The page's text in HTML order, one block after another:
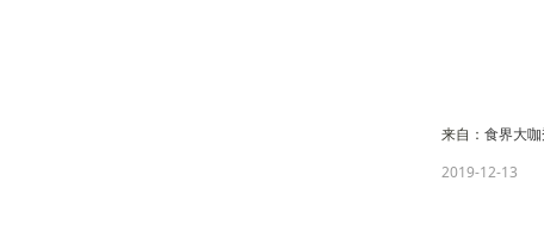
来自： 食界大
2019-12-13